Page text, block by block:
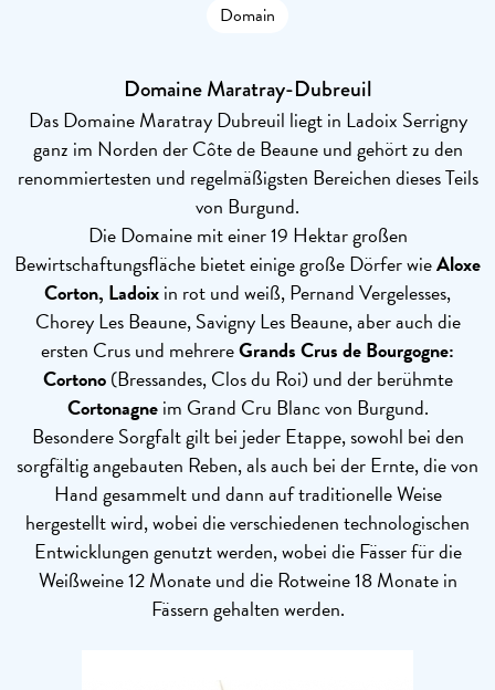
Domain
Domaine Maratray-Dubreuil
Das Domaine Maratray Dubreuil liegt in Ladoix Serrigny
ganz im Norden der Côte de Beaune und gehört zu den
renommiertesten und regelmäßigsten Bereichen dieses Teils
von Burgund.
Die Domaine mit einer 19 Hektar großen
Bewirtschaftungsfläche bietet einige große Dörfer wieAloxe
Corton, Ladoixin rot und weiß, Pernand Vergelesses,
Chorey Les Beaune, Savigny Les Beaune, aber auch die
ersten Crus und mehrereGrands Crus de Bourgogne:
Cortono(Bressandes, Clos du Roi) und der berühmte
Cortonagneim Grand Cru Blanc von Burgund.
Besondere Sorgfalt gilt bei jeder Etappe, sowohl bei den
sorgfältig angebauten Reben, als auch bei der Ernte, die von
Hand gesammelt und dann auf traditionelle Weise
hergestellt wird, wobei die verschiedenen technologischen
Entwicklungen genutzt werden, wobei die Fässer für die
Weißweine 12 Monate und die Rotweine 18 Monate in
Fässern gehalten werden.